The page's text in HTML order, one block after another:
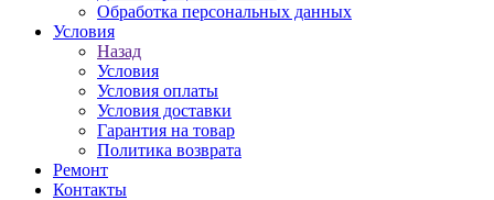
Обработка персональных данных
Условия
Назад
Условия
Условия оплаты
Условия доставки
Гарантия на товар
Политика возврата
Ремонт
Контакты